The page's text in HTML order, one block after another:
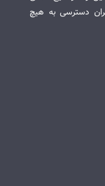
دسترسی به هیچ